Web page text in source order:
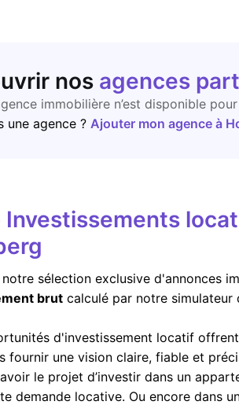
nos agences
immobilière n’est disponible
une agence ? Ajouter mon agence à
Investissements
sélection exclusive d'annonces
brut calculé par notre simulateur
d'investissement locatif
fournir une vision claire, fiable et
le projet d’investir dans un
demande locative. Ou encore dans